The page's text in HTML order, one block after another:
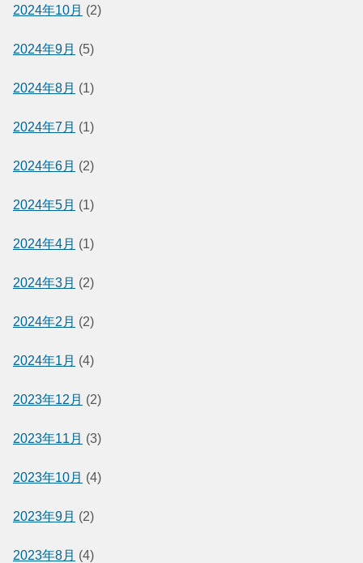
2024年10月 (2)
2024年9月 (5)
2024年8月 (1)
2024年7月 (1)
2024年6月 (2)
2024年5月 (1)
2024年4月 (1)
2024年3月 (2)
2024年2月 (2)
2024年1月 (4)
2023年12月 (2)
2023年11月 (3)
2023年10月 (4)
2023年9月 (2)
2023年8月 (4)